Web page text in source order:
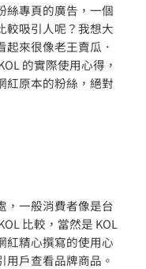
絲專頁的廣告，一個
較吸引人呢？我想大
來很像老王賣瓜．
的實際使用心得，
紅原本的粉絲，絕對
，一般消費者像是台
比較，當然是 KOL
紅精心撰寫的使用心
戶查看品牌商品。